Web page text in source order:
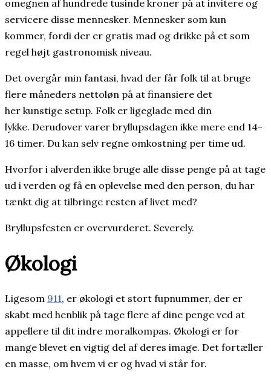
omegnen af hundrede tusinde kroner på at invitere og
servicere disse mennesker. Mennesker som kun
kommer, fordi der er gratis mad og drikke på et som
regel højt gastronomisk niveau.
Det overgår min fantasi, hvad der får folk til at bruge
flere måneders nettoløn på at finansiere det
her kunstige setup. Folk er ligeglade med din
lykke. Derudover varer bryllupsdagen ikke mere end 14-
16 timer. Du kan selv regne omkostning per time ud.
Hvorfor i alverden ikke bruge alle disse penge på at tage
ud i verden og få en oplevelse med den person, du har
tænkt dig at tilbringe resten af livet med?
Bryllupsfesten er overvurderet. Severely.
Økologi
Ligesom 911, er økologi et stort fupnummer, der er
skabt med henblik på tage flere af dine penge ved at
appellere til dit indre moralkompas. Økologi er for
mange blevet en vigtig del af deres image. Det fortæller
en masse, om hvem vi er og hvad vi står for.